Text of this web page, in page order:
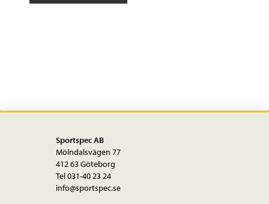
11-
Sportspec AB
Mölndalsvägen 77
412 63 Göteborg
Tel 031-40 23 24
info@sportspec.se